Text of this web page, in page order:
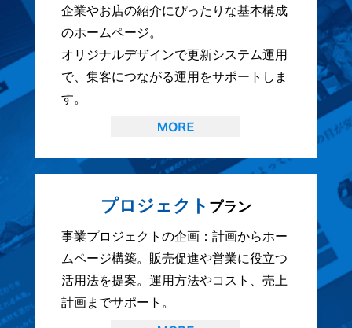
企業やお店の紹介にぴったりな基本構成
のホームページ。
オリジナルデザインで更新システム運用
で、集客につながる運用をサポートしま
す。
プロジェクト プラン
事業プロジェクトの企画：計画からホー
ムページ構築。販売促進や営業に役立つ
活用法を提案。運用方法やコスト、売上
計画までサポート。